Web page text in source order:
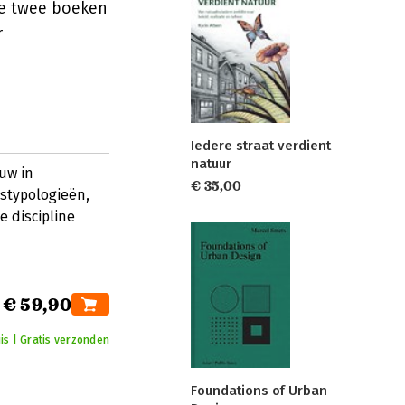
twee boeken
in
discipline
€ 59,90
| Gratis verzonden
Iedere straat verdient
natuur
€ 35,00
Foundations of Urban